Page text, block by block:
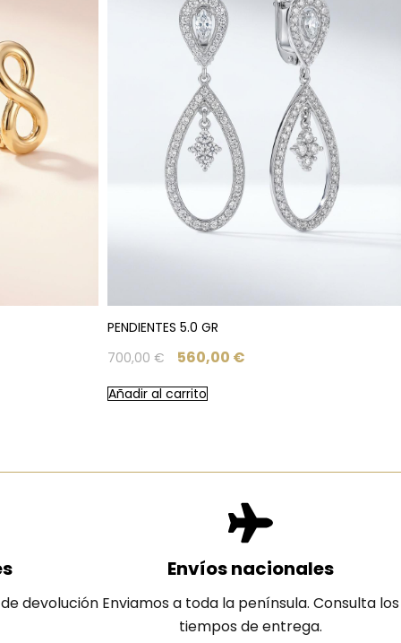
PENDIENTES 5.0 GR
700,00 € 560,00 €
Añadir al carrito
devolución
Envíos nacionales
Enviamos a toda la península. Consulta los
tiempos de entrega.